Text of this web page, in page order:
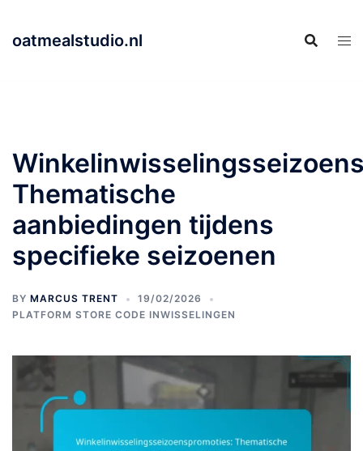
content
oatmealstudio.nl
Thematische
aanbiedingen tijdens
specifieke seizoenen
BY MARCUS TRENT
19/02/2026
PLATFORM STORE CODE INWISSELINGEN